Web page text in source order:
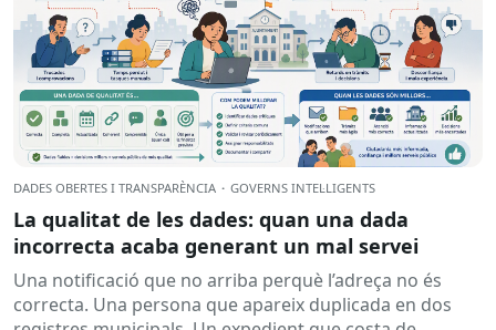
DADES OBERTES I TRANSPARÈNCIA · GOVERNS INTEL·LIGENTS
La qualitat de les dades: quan una dada
incorrecta acaba generant un mal servei
Una notificació que no arriba perquè l’adreça no és
correcta. Una persona que apareix duplicada en dos